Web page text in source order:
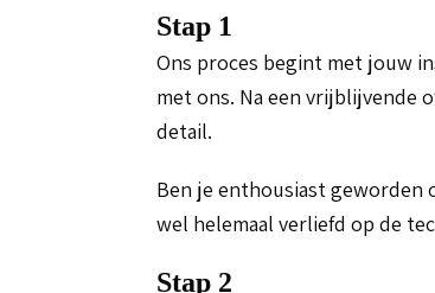
Stap 1
Ons proces begint met jouw
met ons. Na een vrijblijvende
detail.
Ben je enthousiast geworden
wel helemaal verliefd op de
Stap 2